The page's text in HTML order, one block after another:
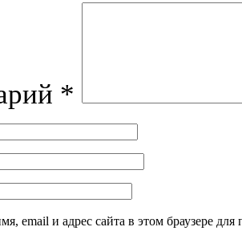
*
email и адрес сайта в этом браузере